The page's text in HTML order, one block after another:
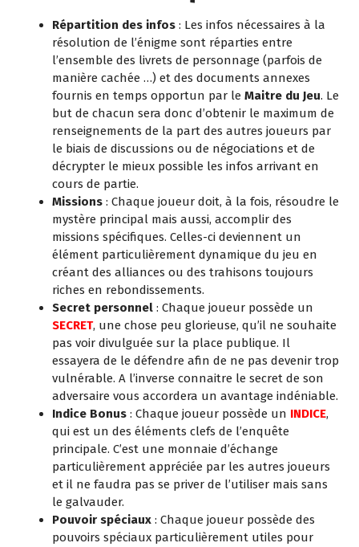
Répartition des infos : Les infos nécessaires à la
résolution de l’énigme sont réparties entre
l’ensemble des livrets de personnage (parfois de
manière cachée …) et des documents annexes
fournis en temps opportun par le Maitre du Jeu. Le
but de chacun sera donc d’obtenir le maximum de
renseignements de la part des autres joueurs par
le biais de discussions ou de négociations et de
décrypter le mieux possible les infos arrivant en
cours de partie.
Missions : Chaque joueur doit, à la fois, résoudre le
mystère principal mais aussi, accomplir des
missions spécifiques. Celles-ci deviennent un
élément particulièrement dynamique du jeu en
créant des alliances ou des trahisons toujours
riches en rebondissements.
Secret personnel : Chaque joueur possède un
SECRET, une chose peu glorieuse, qu’il ne souhaite
pas voir divulguée sur la place publique. Il
essayera de le défendre afin de ne pas devenir trop
vulnérable. A l’inverse connaitre le secret de son
adversaire vous accordera un avantage indéniable.
Indice Bonus : Chaque joueur possède un INDICE,
qui est un des éléments clefs de l’enquête
principale. C’est une monnaie d’échange
particulièrement appréciée par les autres joueurs
et il ne faudra pas se priver de l’utiliser mais sans
le galvauder.
Pouvoir spéciaux : Chaque joueur possède des
pouvoirs spéciaux particulièrement utiles pour